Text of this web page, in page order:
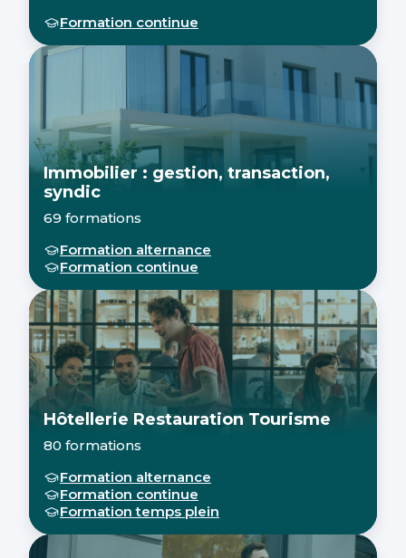
Formation continue
Immobilier : gestion, transaction,
syndic
69 formations
Formation alternance
Formation continue
Hôtellerie Restauration Tourisme
80 formations
Formation alternance
Formation continue
Formation temps plein